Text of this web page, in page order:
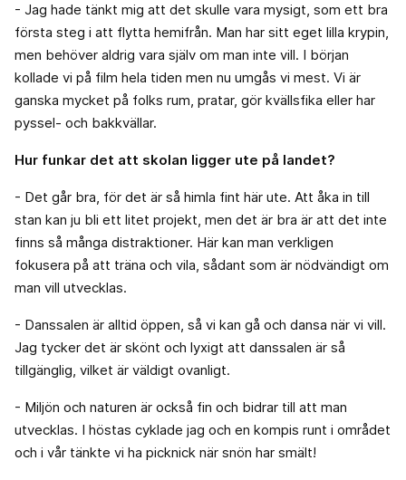
- Jag hade tänkt mig att det skulle vara mysigt, som ett bra
första steg i att flytta hemifrån. Man har sitt eget lilla krypin,
men behöver aldrig vara själv om man inte vill. I början
kollade vi på film hela tiden men nu umgås vi mest. Vi är
ganska mycket på folks rum, pratar, gör kvällsfika eller har
pyssel- och bakkvällar.
Hur funkar det att skolan ligger ute på landet?
- Det går bra, för det är så himla fint här ute. Att åka in till
stan kan ju bli ett litet projekt, men det är bra är att det inte
finns så många distraktioner. Här kan man verkligen
fokusera på att träna och vila, sådant som är nödvändigt om
man vill utvecklas.
- Danssalen är alltid öppen, så vi kan gå och dansa när vi vill.
Jag tycker det är skönt och lyxigt att danssalen är så
tillgänglig, vilket är väldigt ovanligt.
- Miljön och naturen är också fin och bidrar till att man
utvecklas. I höstas cyklade jag och en kompis runt i området
och i vår tänkte vi ha picknick när snön har smält!